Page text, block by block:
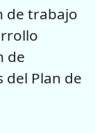
de trabajo
de
Plan de